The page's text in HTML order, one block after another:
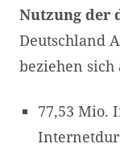
Nutzung der
Deutschland
beziehen sich
77,53 Mio.